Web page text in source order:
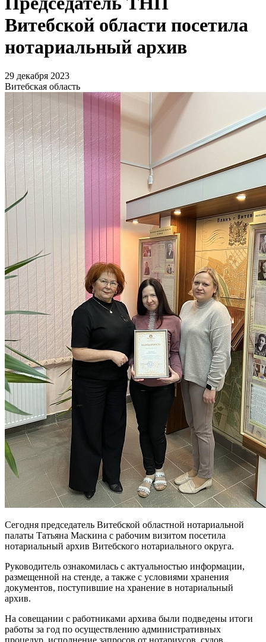
Витебской области посетила
нотариальный архив
29 декабря 2023
Витебская область
Сегодня председатель Витебской областной нотариальной
палаты Татьяна Маскина с рабочим визитом посетила
нотариальный архив Витебского нотариального округа.
Руководитель ознакомилась с актуальностью информации,
размещенной на стенде, а также с условиями хранения
документов, поступившие на хранение в нотариальный
архив.
На совещании с работниками архива были подведены итоги
работы за год по осуществлению административных